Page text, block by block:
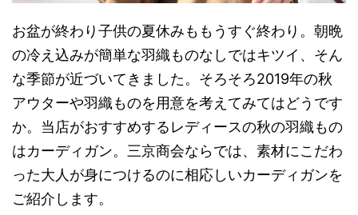
お盆が終わり子供の夏休みももうすぐ終わり。朝晩
の冷え込みが簡単な羽織ものなしではキツイ、そん
な季節が近づいてきました。そろそろ2019年の秋
アウターや羽織ものを用意を考えてみてはどうです
か。当店がおすすめするレディースの秋の羽織もの
はカーディガン。三京商会ならでは、素材にこだわ
った大人が身につけるのに相応しいカーディガンを
ご紹介します。